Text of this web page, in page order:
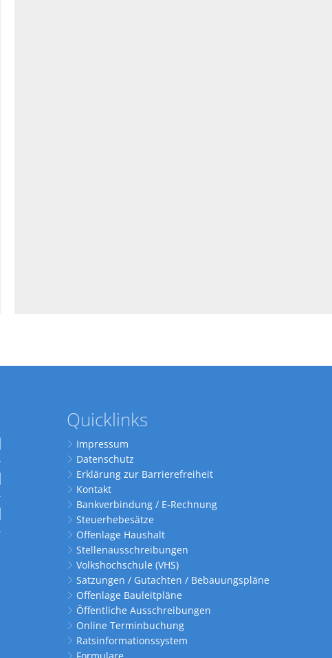
Quicklinks
Impressum
Datenschutz
Erklärung zur Barrierefreiheit
Kontakt
Bankverbindung / E-Rechnung
Steuerhebesätze
Offenlage Haushalt
Stellenausschreibungen
Volkshochschule (VHS)
Satzungen / Gutachten / Bebauungspläne
Offenlage Bauleitpläne
Öffentliche Ausschreibungen
Online Terminbuchung
Ratsinformationssystem